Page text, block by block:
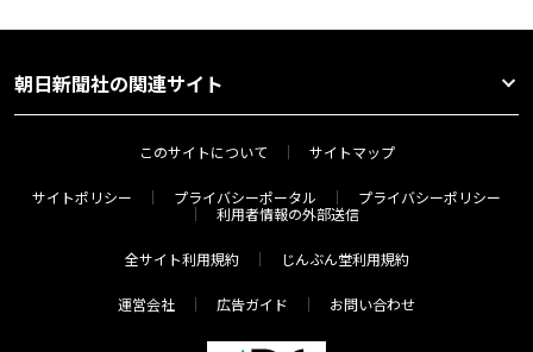
朝日新聞社の関連サイト
このサイトについて サイトマップ
サイトポリシー プライバシーポータル
プライバシーポリシー
利用者情報の外部送信
全サイト利用規約 じんぶん堂利用規約
運営会社 広告ガイド お問い合わせ